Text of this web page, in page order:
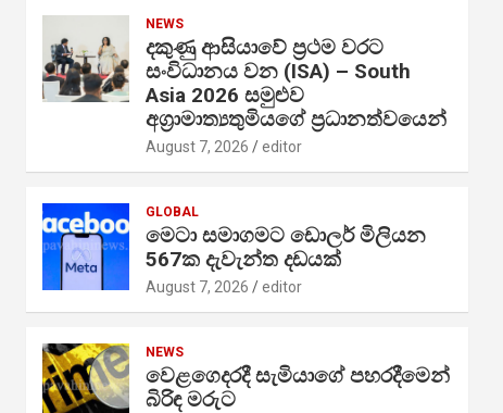
NEWS
දකුණු ආසියාවේ ප්‍රථම වරට
සංවිධානය වන (ISA) – South
Asia 2026 සමුළුව
අග්‍රාමාත්‍යතුමියගේ ප්‍රධානත්වයෙන්
August 7, 2026 editor
GLOBAL
මෙටා සමාගමට ඩොලර් මිලියන
567ක දැවැන්ත දඩයක්
August 7, 2026 editor
NEWS
වෙළගෙදරදී සැමියාගේ පහරදීමෙන්
බිරිඳ මරුට